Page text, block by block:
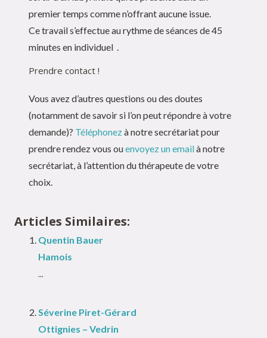
premier temps comme n’offrant aucune issue.
Ce travail s’effectue au rythme de séances de 45
minutes en individuel .
Prendre contact !
Vous avez d’autres questions ou des doutes
(notamment de savoir si l’on peut répondre à votre
demande)? Téléphonezà notre secrétariat pour
prendre rendez vous ouenvoyez un emailà notre
secrétariat, à l’attention du thérapeute de votre
choix.
Articles Similaires:
Quentin Bauer
Hamois
...
Séverine Piret-Gérard
Ottignies – Vedrin